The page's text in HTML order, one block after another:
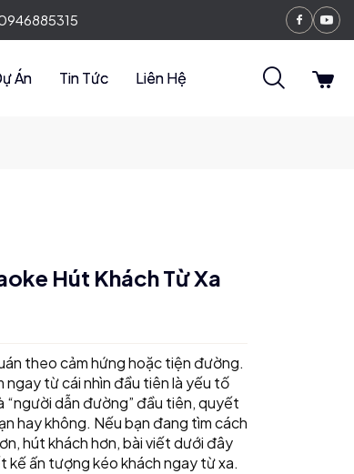
Án Tin Tức Liên Hệ
Hút Khách Từ Xa
theo cảm hứng hoặc tiện đường.
ngay từ cái nhìn đầu tiên là yếu tố
“người dẫn đường” đầu tiên, quyết
hay không. Nếu bạn đang tìm cách
hút khách hơn, bài viết dưới đây
kế ấn tượng kéo khách ngay từ xa.